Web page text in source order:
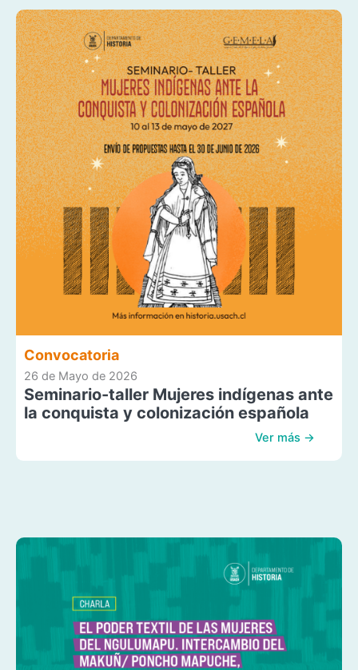
Convocatoria
26 de Mayo de 2026
Seminario-taller Mujeres indígenas ante
la conquista y colonización española
Ver más →